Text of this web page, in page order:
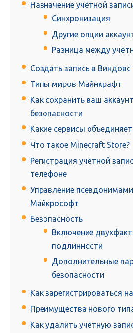
Назначение учётной
Синхронизация
Другие опции
Разница между
Создать запись в Виндовс
Типы миров Майнкрафт
Как сохранить ваш
безопасности
Какие сервисы объединяет
Что такое Minecraft Store?
Регистрация учётной
телефоне
Управление
Майкрософт
Безопасность
Включение
подлинности
Дополнительные
безопасности
Как зарегистрироваться
Преимущества нового
Как удалить учётную